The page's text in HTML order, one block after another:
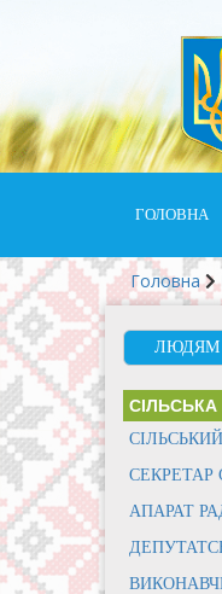
ГОЛОВНА
Головна
ЛЮДЯМ
СЕКРЕТАР
АПАРАТ